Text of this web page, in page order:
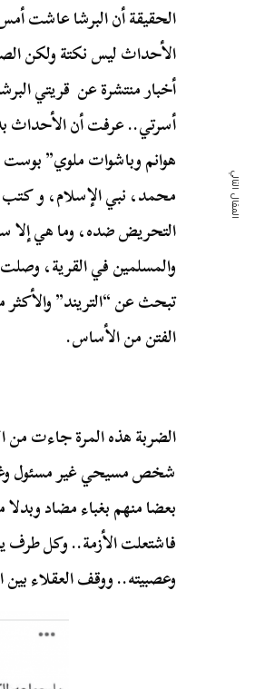
الحقيقة أن البرشا عاشت
الأحداث ليس نكتة ولكن
أخبار منتشرة عن قريتي
أسرتي.. عرفت أن
هوانم وباشوات ملوي”
محمد، نبي الإسلام، و
التحريض ضده، وما هي إلا
والمسلمين في القرية، وصلت
تبحث عن “التريند”
الفتن من الأساس.
الضربة هذه المرة جاءت من
شخص مسيحي غير مسئول
بعضا منهم بغباء مضاد
فاشتعلت الأزمة.. وكل
وعصبيته.. ووقف العقلاء
المقال التالي